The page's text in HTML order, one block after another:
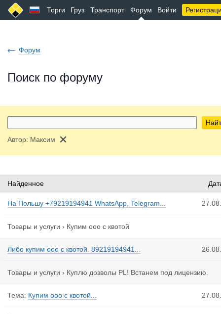
Торги Груз Транспорт Форум Войти
Форум
Поиск по форуму
Автор: Максим
Найденное
На Польшу +79219194941 WhatsApp, Telegram...
Товары и услуги › Купим ооо с квотой
Либо купим ооо с квотой. 89219194941...
Товары и услуги › Куплю дозволы PL! Встанем под лицензию.
Тема: Купим ооо с квотой...